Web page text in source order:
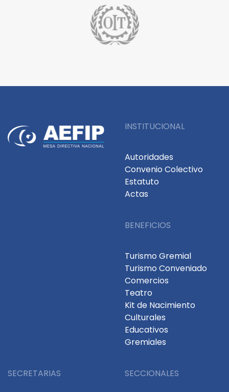
INSTITUCIONAL
Autoridades
Convenio Colectivo
Estatuto
Actas
BENEFICIOS
Turismo Gremial
Turismo Conveniado
Comercios
Teatro
Kit de Nacimiento
Culturales
Educativos
Gremiales
SECRETARIAS SECCIONALES